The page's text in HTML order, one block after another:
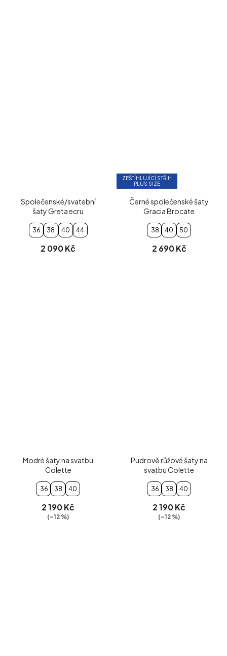
Společenské/svatební
šaty Greta ecru
36 38 40 44
2 090 Kč
ZEŠTÍHLUJÍCÍ STŘIH
PLUS SIZE
Černé společenské šaty
Gracia Brocate
38 40 50
2 690 Kč
Modré šaty na svatbu
Colette
36 38 40
2 190 Kč
(–12 %)
Pudrově růžové šaty na
svatbu Colette
36 38 40
2 190 Kč
(–12 %)